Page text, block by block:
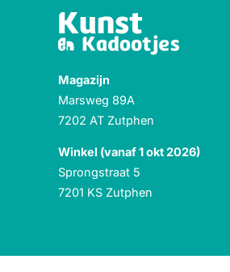
Magazijn
Marsweg 89A
7202 AT Zutphen
Winkel (vanaf 1 okt 2026)
Sprongstraat 5
7201 KS Zutphen